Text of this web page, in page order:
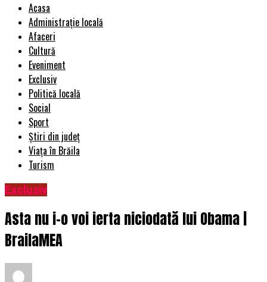
Acasa
Administrație locală
Afaceri
Cultură
Eveniment
Exclusiv
Politică locală
Social
Sport
Știri din județ
Viața în Brăila
Turism
Exclusiv
Asta nu i-o voi ierta niciodată lui Obama |
BrailaMEA